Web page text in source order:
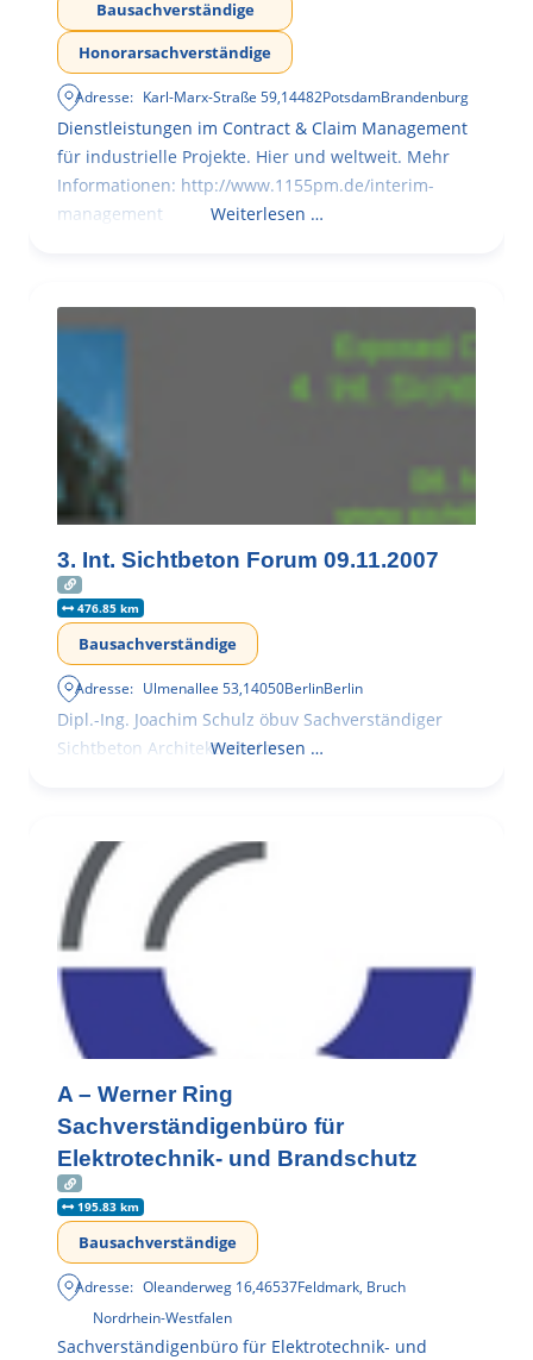
Bausachverständige
Honorarsachverständige
Adresse: Karl-Marx-Straße 59,14482PotsdamBrandenburg
Dienstleistungen im Contract & Claim Management
für industrielle Projekte. Hier und weltweit. Mehr
Informationen: http://www.1155pm.de/interim-
management
Weiterlesen …
3. Int. Sichtbeton Forum 09.11.2007
476.85 km
Bausachverständige
Adresse: Ulmenallee 53,14050BerlinBerlin
Dipl.-Ing. Joachim Schulz öbuv Sachverständiger
Sichtbeton Architekturbeton
Weiterlesen …
A – Werner Ring
Sachverständigenbüro für
Elektrotechnik- und Brandschutz
195.83 km
Bausachverständige
Adresse: Oleanderweg 16,46537Feldmark, Bruch
Nordrhein-Westfalen
Sachverständigenbüro für Elektrotechnik- und